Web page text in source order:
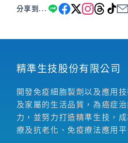
分享到...
精準生技股份有限公司
開發免疫細胞製劑以及應用
及家屬的生活品質，為癌症
力，並努力打造精準生技，
療及抗老化、免疫療法應用